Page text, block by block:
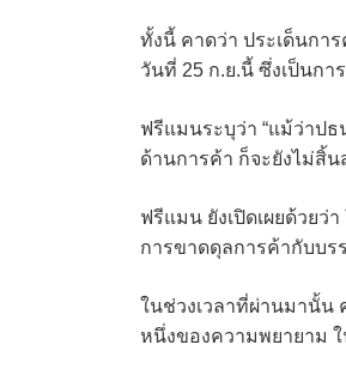
ทั้งนี้ คาดว่า ประเด็นกา
วันที่ 25 ก.ย.นี้ ซึ่งเป็นก
ฟรีแมนระบุว่า “แม้ว่าป
ด้านการค้า ก็จะยังไม่สิ้
ฟรีแมน ยังเปิดเผยด้วย
การขาดดุลการค้ากับบร
ในช่วงเวลาที่ผ่านมานั้น
หนึ่งของความพยายาม